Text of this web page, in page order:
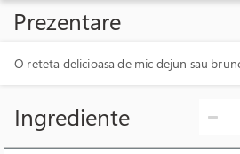
Prezentare
O reteta delicioasa de mic dejun sau
Ingrediente